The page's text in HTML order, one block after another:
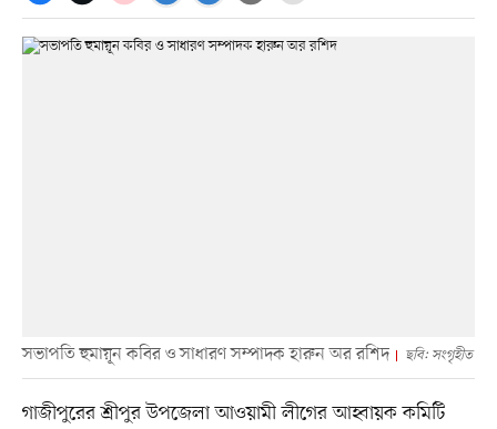
সভাপতি হুমায়ূন কবির ও সাধারণ সম্পাদক হারুন অর রশিদ ছবি: সংগৃহীত
গাজীপুরের শ্রীপুর উপজেলা আওয়ামী লীগের আহ্বায়ক কমিটি